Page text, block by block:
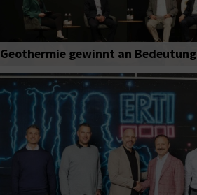
Geothermie gewinnt an Bedeutung